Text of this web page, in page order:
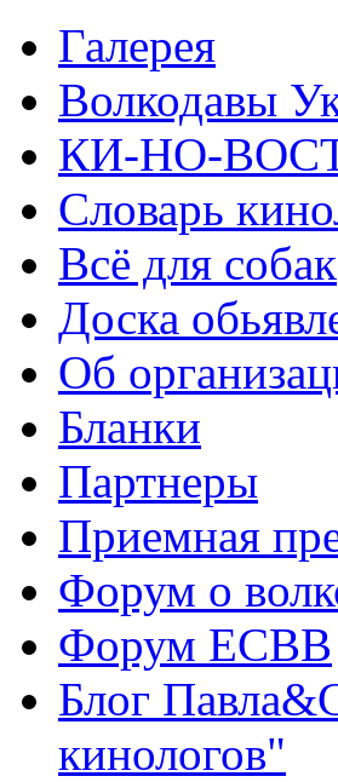
Галерея
Волкодавы
КИ-НО-
Словарь
Всё для собак
Доска
Об
Бланки
Партнеры
Приемная
Форум о
Форум ЕСВВ
Блог
кинологов"